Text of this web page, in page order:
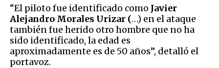
“El piloto fue identificado como Javier
Alejandro Morales Urizar (…) en el ataque
también fue herido otro hombre que no ha
sido identificado, la edad es
aproximadamente es de 50 años”, detalló el
portavoz.